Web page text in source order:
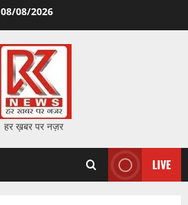
08/08/2026
हर ख़बर पर नज़र
LIVE